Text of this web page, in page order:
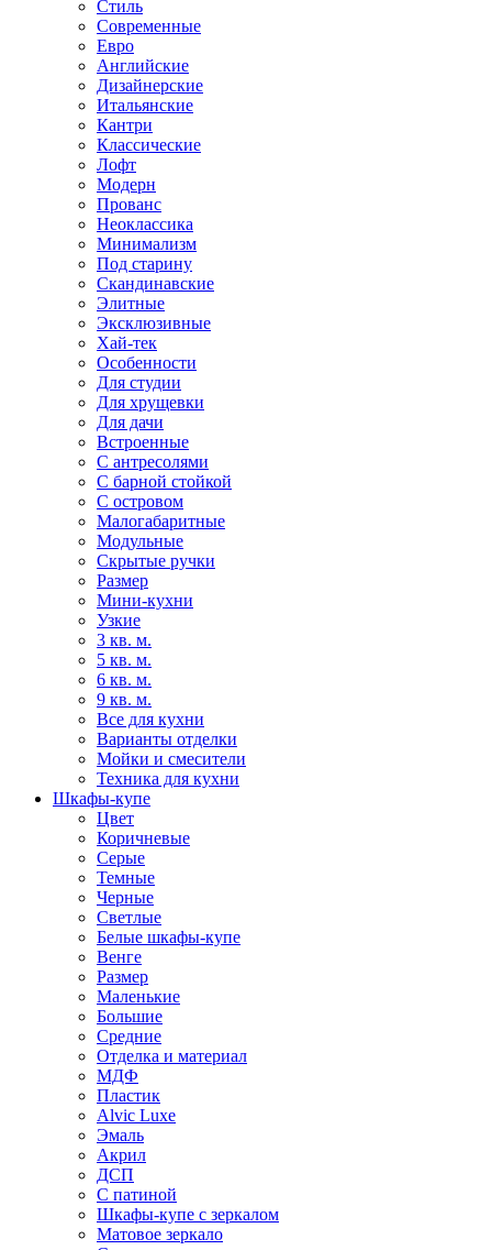
Стиль
Современные
Евро
Английские
Дизайнерские
Итальянские
Кантри
Классические
Лофт
Модерн
Прованс
Неоклассика
Минимализм
Под старину
Скандинавские
Элитные
Эксклюзивные
Хай-тек
Особенности
Для студии
Для хрущевки
Для дачи
Встроенные
С антресолями
С барной стойкой
С островом
Малогабаритные
Модульные
Скрытые ручки
Размер
Мини-кухни
Узкие
3 кв. м.
5 кв. м.
6 кв. м.
9 кв. м.
Все для кухни
Варианты отделки
Мойки и смесители
Техника для кухни
Шкафы-купе
Цвет
Коричневые
Серые
Темные
Черные
Светлые
Белые шкафы-купе
Венге
Размер
Маленькие
Большие
Средние
Отделка и материал
МДФ
Пластик
Alvic Luxe
Эмаль
Акрил
ДСП
С патиной
Шкафы-купе с зеркалом
Матовое зеркало